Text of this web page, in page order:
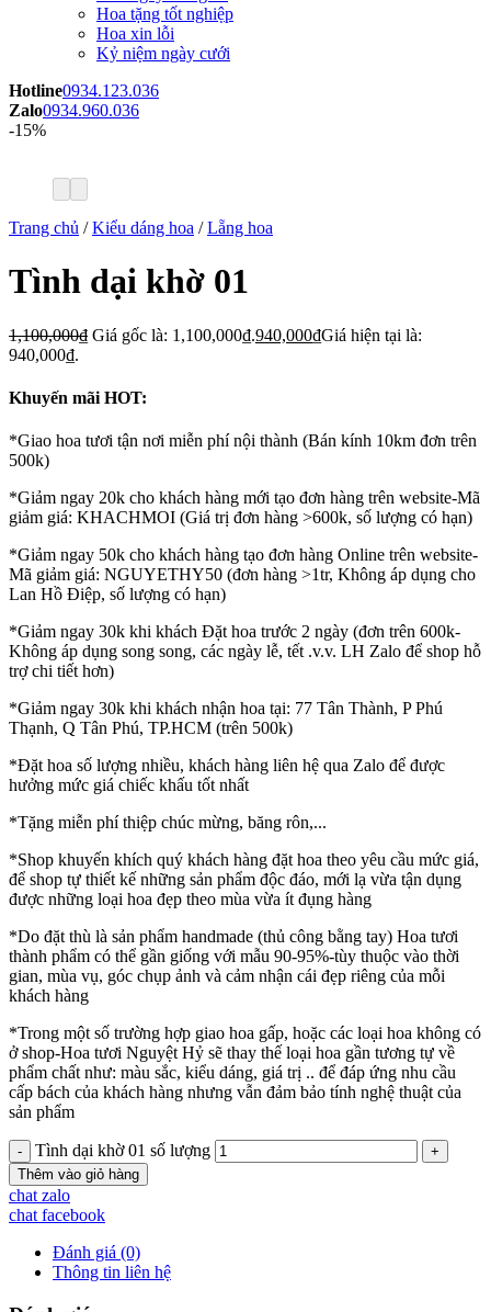
Hoa tặng tốt nghiệp
Hoa xin lỗi
Kỷ niệm ngày cưới
Hotline0934.123.036
Zalo0934.960.036
-15%
Trang chủ / Kiểu dáng hoa / Lẵng hoa
Tình dại khờ 01
1,100,000₫ Giá gốc là: 1,100,000₫.940,000₫Giá hiện tại là:
940,000₫.
Khuyến mãi HOT:
*Giao hoa tươi tận nơi miễn phí nội thành (Bán kính 10km đơn trên
500k)
*Giảm ngay 20k cho khách hàng mới tạo đơn hàng trên website-Mã
giảm giá: KHACHMOI (Giá trị đơn hàng >600k, số lượng có hạn)
*Giảm ngay 50k cho khách hàng tạo đơn hàng Online trên website-
Mã giảm giá: NGUYETHY50 (đơn hàng >1tr, Không áp dụng cho
Lan Hồ Điệp, số lượng có hạn)
*Giảm ngay 30k khi khách Đặt hoa trước 2 ngày (đơn trên 600k-
Không áp dụng song song, các ngày lễ, tết .v.v. LH Zalo để shop hỗ
trợ chi tiết hơn)
*Giảm ngay 30k khi khách nhận hoa tại: 77 Tân Thành, P Phú
Thạnh, Q Tân Phú, TP.HCM (trên 500k)
*Đặt hoa số lượng nhiều, khách hàng liên hệ qua Zalo để được
hưởng mức giá chiếc khấu tốt nhất
*Tặng miễn phí thiệp chúc mừng, băng rôn,...
*Shop khuyến khích quý khách hàng đặt hoa theo yêu cầu mức giá,
để shop tự thiết kế những sản phẩm độc đáo, mới lạ vừa tận dụng
được những loại hoa đẹp theo mùa vừa ít đụng hàng
*Do đặt thù là sản phẩm handmade (thủ công bằng tay) Hoa tươi
thành phẩm có thể gần giống với mẫu 90-95%-tùy thuộc vào thời
gian, mùa vụ, góc chụp ảnh và cảm nhận cái đẹp riêng của mỗi
khách hàng
*Trong một số trường hợp giao hoa gấp, hoặc các loại hoa không có
ở shop-Hoa tươi Nguyệt Hỷ sẽ thay thế loại hoa gần tương tự về
phẩm chất như: màu sắc, kiểu dáng, giá trị .. để đáp ứng nhu cầu
cấp bách của khách hàng nhưng vẫn đảm bảo tính nghệ thuật của
sản phẩm
Tình dại khờ 01 số lượng
Thêm vào giỏ hàng
chat zalo
chat facebook
Đánh giá (0)
Thông tin liên hệ